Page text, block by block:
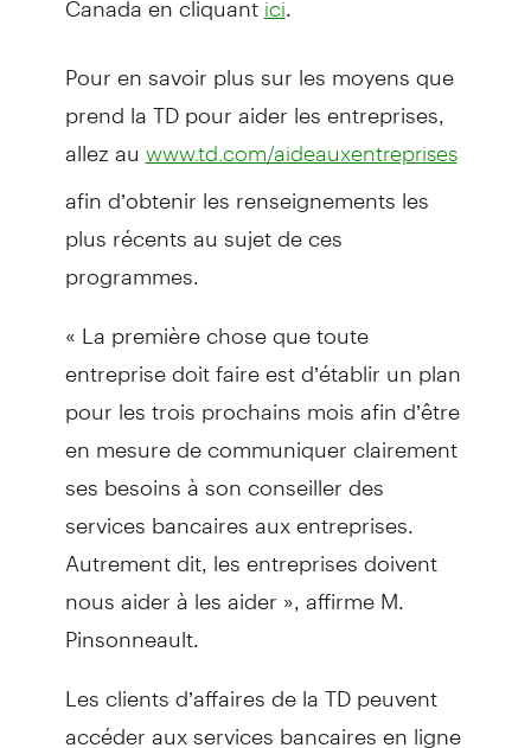
ici
Pour en savoir plus sur les moyens que
prend la TD pour aider les entreprises,
allez au www.td.com/aideauxentreprises
afin d’obtenir les renseignements les
plus récents au sujet de ces
programmes.
« La première chose que toute
entreprise doit faire est d’établir un plan
pour les trois prochains mois afin d’être
en mesure de communiquer clairement
ses besoins à son conseiller des
services bancaires aux entreprises.
Autrement dit, les entreprises doivent
nous aider à les aider », affirme M.
Pinsonneault.
Les clients d’affaires de la TD peuvent
accéder aux services bancaires en ligne